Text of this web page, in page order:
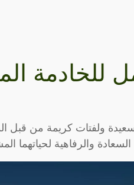
للخادمة
ولفتات كريمة من قبل
والرفاهية لحياتهما